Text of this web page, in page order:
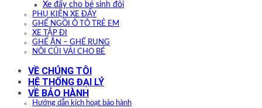
Xe đẩy cho bé sinh đôi
PHỤ KIỆN XE ĐẨY
GHẾ NGỒI Ô TÔ TRẺ EM
XE TẬP ĐI
GHẾ ĂN – GHẾ RUNG
NÔI CŨI VẢI CHO BÉ
VỀ CHÚNG TÔI
HỆ THỐNG ĐẠI LÝ
VỀ BẢO HÀNH
Hướng dẫn kích hoạt bảo hành